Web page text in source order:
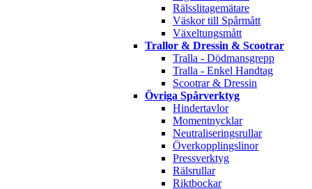
Rälsslitagemätare
Väskor till Spårmått
Växeltungsmått
Trallor & Dressin & Scootrar
Tralla - Dödmansgrepp
Tralla - Enkel Handtag
Scootrar & Dressin
Övriga Spårverktyg
Hindertavlor
Momentnycklar
Neutraliseringsrullar
Överkopplingslinor
Pressverktyg
Rälsrullar
Riktbockar